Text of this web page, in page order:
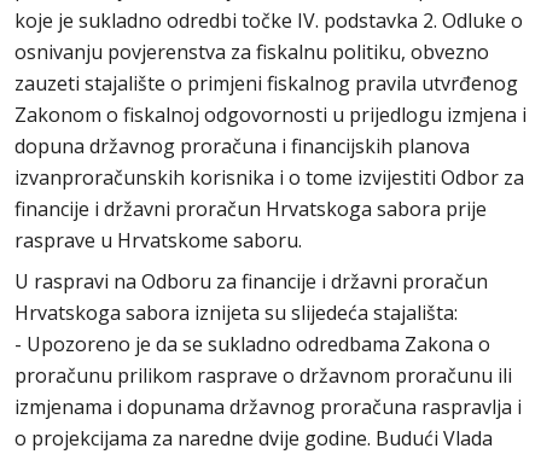
koje je sukladno odredbi točke IV. podstavka 2. Odluke o
osnivanju povjerenstva za fiskalnu politiku, obvezno
zauzeti stajalište o primjeni fiskalnog pravila utvrđenog
Zakonom o fiskalnoj odgovornosti u prijedlogu izmjena i
dopuna državnog proračuna i financijskih planova
izvanproračunskih korisnika i o tome izvijestiti Odbor za
financije i državni proračun Hrvatskoga sabora prije
rasprave u Hrvatskome saboru.
U raspravi na Odboru za financije i državni proračun
Hrvatskoga sabora iznijeta su slijedeća stajališta:
- Upozoreno je da se sukladno odredbama Zakona o
proračunu prilikom rasprave o državnom proračunu ili
izmjenama i dopunama državnog proračuna raspravlja i
o projekcijama za naredne dvije godine. Budući Vlada